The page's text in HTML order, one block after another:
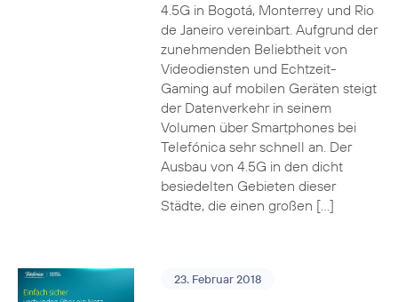
4.5G in Bogotá, Monterrey und Rio
de Janeiro vereinbart. Aufgrund der
zunehmenden Beliebtheit von
Videodiensten und Echtzeit-
Gaming auf mobilen Geräten steigt
der Datenverkehr in seinem
Volumen über Smartphones bei
Telefónica sehr schnell an. Der
Ausbau von 4.5G in den dicht
besiedelten Gebieten dieser
Städte, die einen großen […]
23. Februar 2018